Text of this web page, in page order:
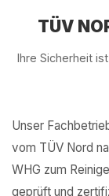
TÜV
Ihre Sicherheit
Unser
vom TÜV Nord
WHG zum
geprüft und